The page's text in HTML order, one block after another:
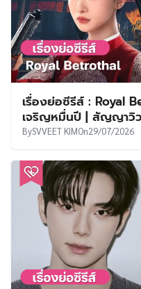
เรื่องย่อซีรีส์ : Royal
เจริญหมื่นปี | สัญญาวิ
BySVVEET KIMOn29/07/2026